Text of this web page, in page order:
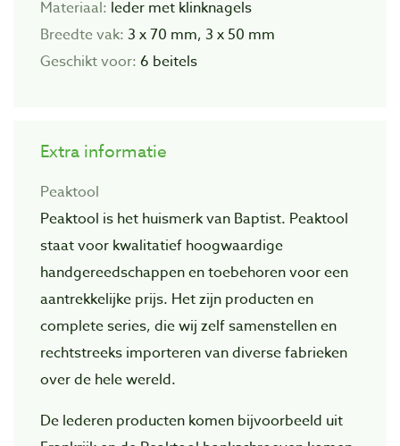
Materiaal: leder met klinknagels
Breedte vak: 3 x 70 mm, 3 x 50 mm
Geschikt voor: 6 beitels
Extra informatie
Peaktool
Peaktool is het huismerk van Baptist. Peaktool
staat voor kwalitatief hoogwaardige
handgereedschappen en toebehoren voor een
aantrekkelijke prijs. Het zijn producten en
complete series, die wij zelf samenstellen en
rechtstreeks importeren van diverse fabrieken
over de hele wereld.
De lederen producten komen bijvoorbeeld uit